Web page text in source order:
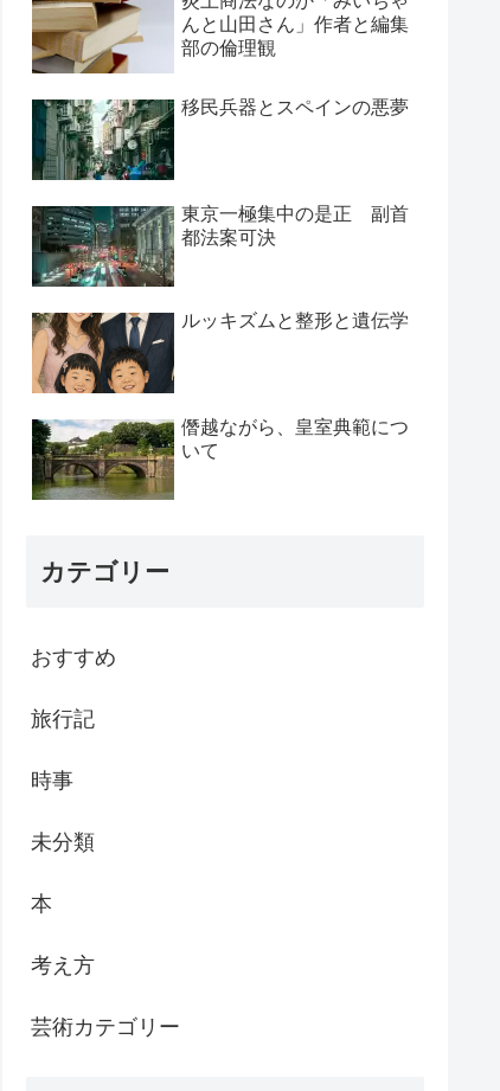
んと山田さん」作者と編集
部の倫理観
移民兵器とスペインの悪夢
東京一極集中の是正 副首
都法案可決
ルッキズムと整形と遺伝学
僭越ながら、皇室典範につ
いて
カテゴリー
おすすめ
旅行記
時事
未分類
本
考え方
芸術カテゴリー